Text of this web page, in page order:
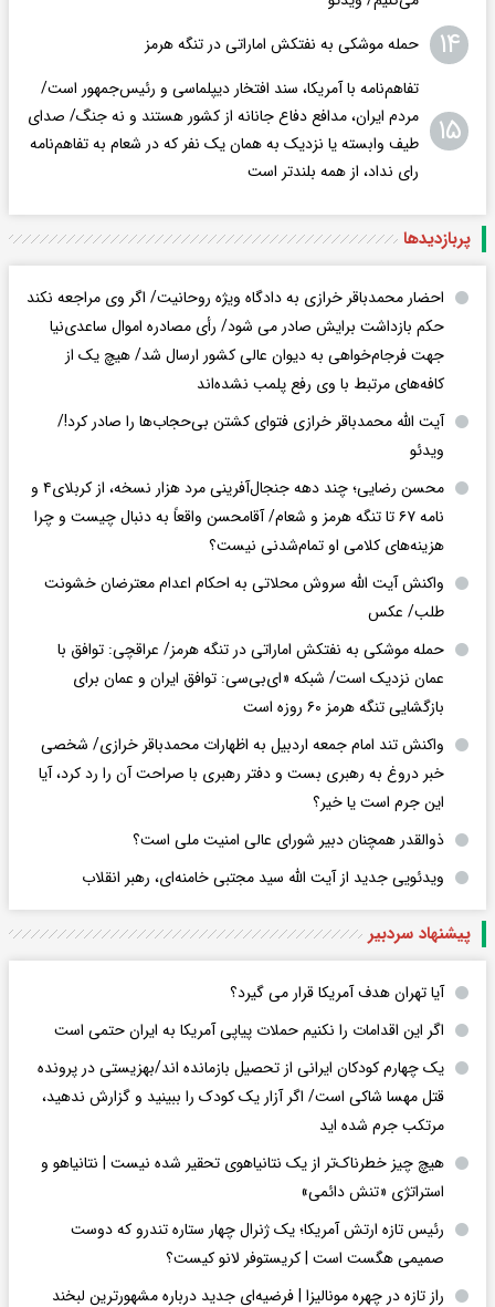
۱۴ حمله موشکی به نفتکش اماراتی در تنگه هرمز
۱۵
تفاهم‌نامه با آمریکا، سند افتخار دیپلماسی و رئیس‌جمهور است/
مردم ایران، مدافع دفاع جانانه از کشور هستند و نه جنگ/ صدای
طیف وابسته یا نزدیک به همان یک نفر که در شعام به تفاهم‌نامه
رای نداد، از همه بلندتر است
پربازدید‌ها
احضار محمدباقر خرازی به دادگاه ویژه روحانیت/ اگر وی مراجعه نکند
حکم بازداشت برایش صادر می شود/ رأی مصادره اموال ساعدی‌نیا
جهت فرجام‌خواهی به دیوان عالی کشور ارسال شد/ هیچ یک از
کافه‌های مرتبط با وی رفع پلمب نشده‌اند
آیت الله محمدباقر خرازی فتوای کشتن بی‌حجاب‌ها را صادر کرد!/
ویدئو
محسن رضایی؛ چند دهه جنجال‌آفرینی مرد هزار نسخه، از کربلای۴ و
نامه ۶۷ تا تنگه هرمز و شعام/ آقا‌محسن واقعاً به دنبال چیست و چرا
هزینه‌های کلامی او تمام‌شدنی نیست؟
واکنش آیت الله سروش محلاتی به احکام اعدام معترضان خشونت
طلب/ عکس
حمله موشکی به نفتکش اماراتی در تنگه هرمز/ عراقچی: توافق با
عمان نزدیک است/ شبکه «ای‌بی‌سی: توافق ایران و عمان برای
بازگشایی تنگه هرمز ۶۰ روزه است
واکنش تند امام جمعه اردبیل به اظهارات محمدباقر خرازی/ شخصی
خبر دروغ به رهبری بست و دفتر رهبری با صراحت آن را رد کرد، آیا
این جرم است یا خیر؟
ذوالقدر همچنان دبیر شورای ‌عالی امنیت ملی است؟
ویدئویی جدید از آیت الله سید مجتبی خامنه‌ای، رهبر انقلاب
پیشنهاد سردبیر
آیا تهران هدف آمریکا قرار می گیرد؟
اگر این اقدامات را نکنیم حملات پیاپی آمریکا به ایران حتمی است
یک چهارم کودکان ایرانی از تحصیل بازمانده اند/بهزیستی در پرونده
قتل مهسا شاکی است/ اگر آزار یک کودک را ببینید و گزارش ندهید،
مرتکب جرم شده اید
هیچ چیز خطرناک‌تر از یک نتانیاهوی تحقیر شده نیست | نتانیاهو و
استراتژی «تنش دائمی»
رئیس تازه ارتش آمریکا؛ یک ژنرال چهار ستاره تندرو که دوست
صمیمی هگست است | کریستوفر لانو کیست؟
راز تازه در چهره مونالیزا | فرضیه‌ای جدید درباره مشهورترین لبخند